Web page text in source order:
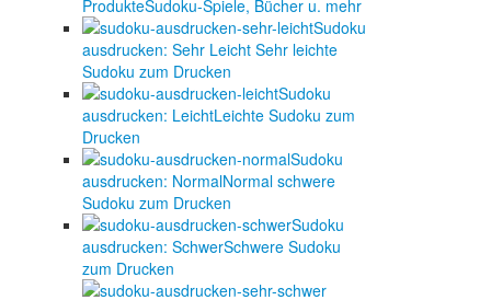
ProdukteSudoku-Spiele, Bücher u. mehr
Sudoku
ausdrucken: Sehr Leicht Sehr leichte
Sudoku zum Drucken
Sudoku
ausdrucken: LeichtLeichte Sudoku zum
Drucken
Sudoku
ausdrucken: NormalNormal schwere
Sudoku zum Drucken
Sudoku
ausdrucken: SchwerSchwere Sudoku
zum Drucken